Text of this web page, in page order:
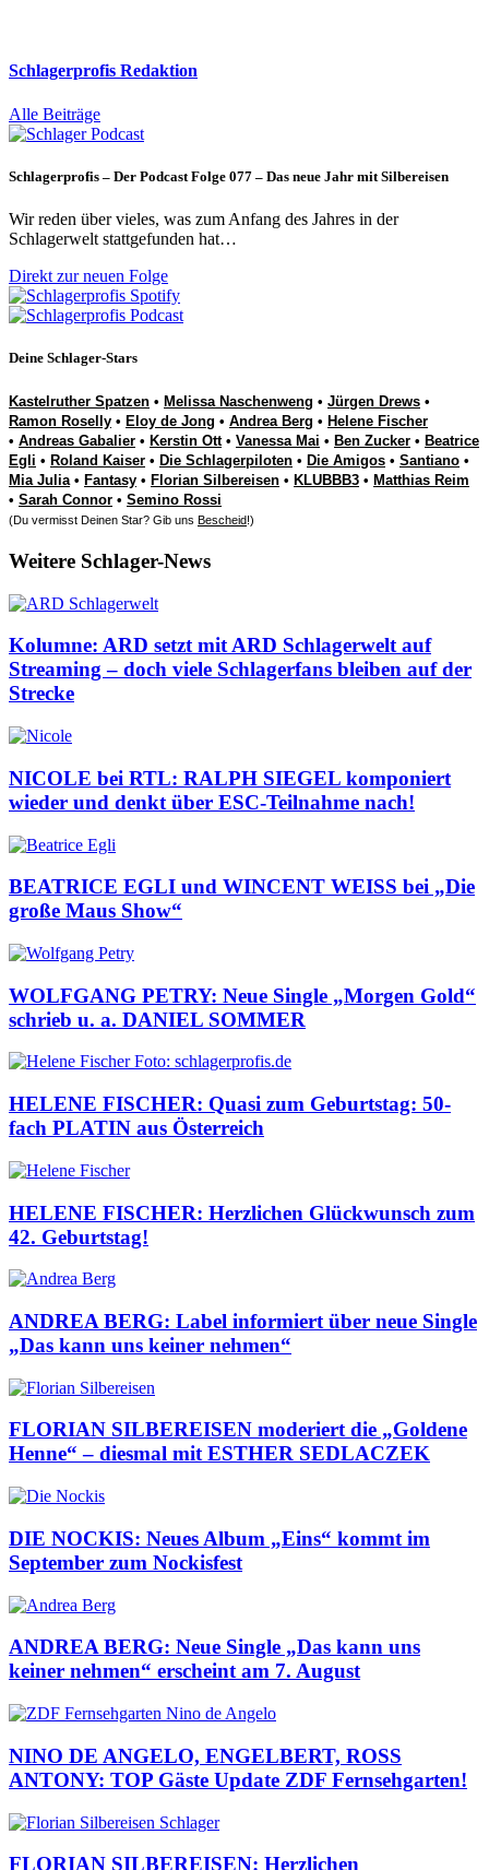
Schlagerprofis Redaktion
Alle Beiträge
Schlagerprofis – Der Podcast Folge 077 – Das neue Jahr mit Silbereisen
Wir reden über vieles, was zum Anfang des Jahres in der
Schlagerwelt stattgefunden hat…
Direkt zur neuen Folge
Deine Schlager-Stars
Kastelruther Spatzen • Melissa Naschenweng • Jürgen Drews •
Ramon Roselly • Eloy de Jong • Andrea Berg • Helene Fischer
• Andreas Gabalier • Kerstin Ott• Vanessa Mai • Ben Zucker • Beatrice
Egli • Roland Kaiser • Die Schlagerpiloten • Die Amigos • Santiano •
Mia Julia• Fantasy • Florian Silbereisen • KLUBBB3 • Matthias Reim
• Sarah Connor • Semino Rossi
(Du vermisst Deinen Star? Gib uns Bescheid!)
Weitere Schlager-News
Kolumne: ARD setzt mit ARD Schlagerwelt auf
Streaming – doch viele Schlagerfans bleiben auf der
Strecke
NICOLE bei RTL: RALPH SIEGEL komponiert
wieder und denkt über ESC-Teilnahme nach!
BEATRICE EGLI und WINCENT WEISS bei „Die
große Maus Show“
WOLFGANG PETRY: Neue Single „Morgen Gold“
schrieb u. a. DANIEL SOMMER
HELENE FISCHER: Quasi zum Geburtstag: 50-
fach PLATIN aus Österreich
HELENE FISCHER: Herzlichen Glückwunsch zum
42. Geburtstag!
ANDREA BERG: Label informiert über neue Single
„Das kann uns keiner nehmen“
FLORIAN SILBEREISEN moderiert die „Goldene
Henne“ – diesmal mit ESTHER SEDLACZEK
DIE NOCKIS: Neues Album „Eins“ kommt im
September zum Nockisfest
ANDREA BERG: Neue Single „Das kann uns
keiner nehmen“ erscheint am 7. August
NINO DE ANGELO, ENGELBERT, ROSS
ANTONY: TOP Gäste Update ZDF Fernsehgarten!
FLORIAN SILBEREISEN: Herzlichen